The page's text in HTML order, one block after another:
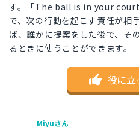
す。「The ball is in your court
で、次の行動を起こす責任が相
ば、誰かに提案をした後で、そ
るときに使うことができます。
役に立
Miyuさん